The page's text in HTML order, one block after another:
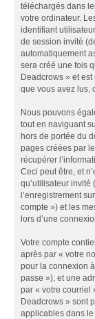
téléchargés dans
votre ordinateur.
identifiant
de session invité
automatiquement
sera créé une fois
Deadcrows » et
que vous avez lus,
Nous pouvons
tout en naviguant
hors de portée du
pages créées par
récupérer
Ceci peut être, et
qu’utilisateur
l’enregistrement
compte ») et les
lors d’une
Votre compte
après par « votre
pour la connexion
passe »), et une
par « votre courriel
Deadcrows » sont
applicables dans